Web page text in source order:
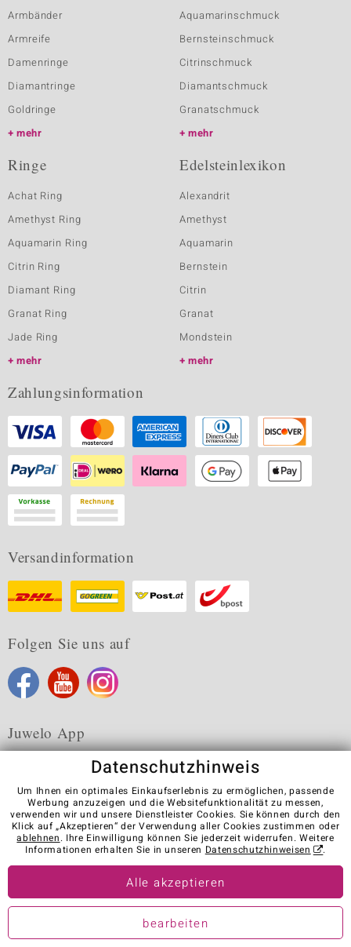
Armbänder
Armreife
Damenringe
Diamantringe
Goldringe
mehr
Aquamarinschmuck
Bernsteinschmuck
Citrinschmuck
Diamantschmuck
Granatschmuck
mehr
Ringe
Achat Ring
Amethyst Ring
Aquamarin Ring
Citrin Ring
Diamant Ring
Granat Ring
Jade Ring
mehr
Edelsteinlexikon
Alexandrit
Amethyst
Aquamarin
Bernstein
Citrin
Granat
Mondstein
mehr
Zahlungsinformation
Versandinformation
Folgen Sie uns auf
Juwelo App
Karriere AGB Datenschutz Cookies
Impressum
Kontakt
Vertrag widerrufen
Visit our stores in other countries:
© Juwelo Deutschland GmbH (ein Tochterunternehmen der elumeo
SE)
Datenschutzhinweis
Um Ihnen ein optimales Einkaufserlebnis zu ermöglichen, passende
Werbung anzuzeigen und die Websitefunktionalität zu messen,
verwenden wir und unsere Dienstleister Cookies. Sie können durch den
Klick auf „Akzeptieren“ der Verwendung aller Cookies zustimmen oder
ablehnen. Ihre Einwilligung können Sie jederzeit widerrufen. Weitere
Informationen erhalten Sie in unseren Datenschutzhinweisen .
Alle akzeptieren
bearbeiten